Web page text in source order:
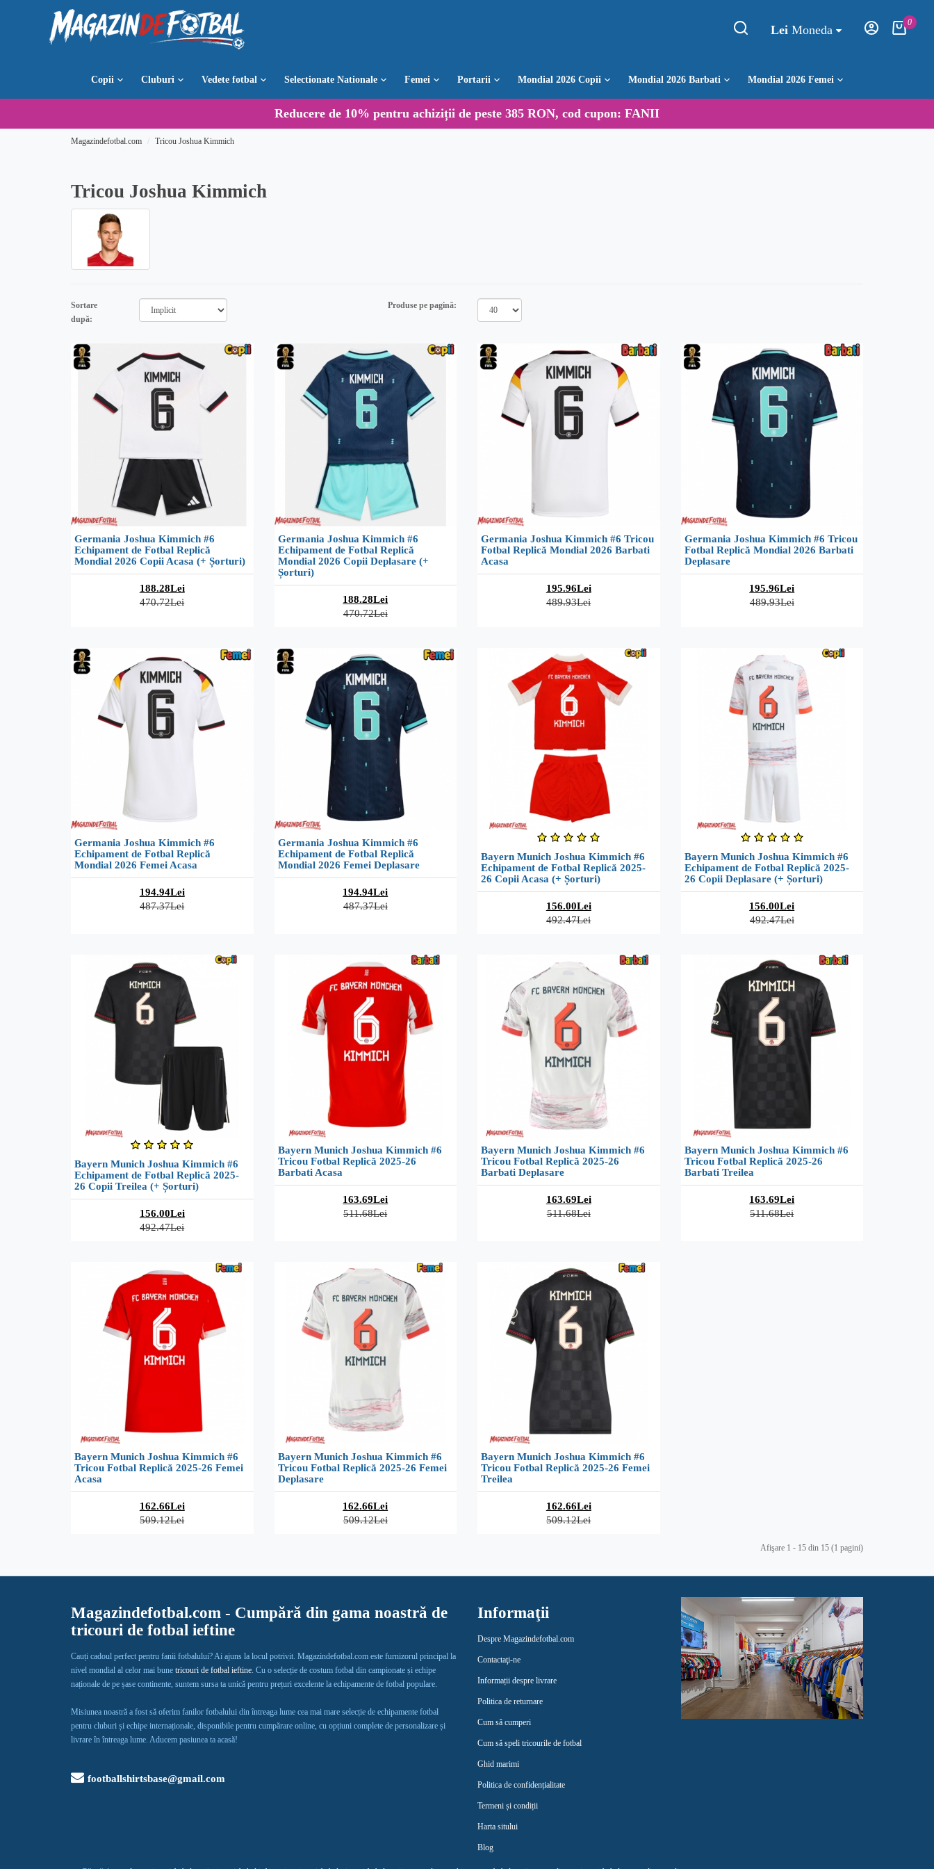
Lei Moneda
0
Copii Cluburi Vedete fotbal Selectionate Nationale Femei Portarii Mondial 2026 Copii Mondial 2026 Barbati Mondial 2026 Femei
Reducere de 10% pentru achiziții de peste 385 RON, cod cupon: FANII
Magazindefotbal.com Tricou Joshua Kimmich
Tricou Joshua Kimmich
Sortare
după:
Produse pe pagină:
Germania Joshua Kimmich #6
Echipament de Fotbal Replică
Mondial 2026 Copii Acasa (+ Șorturi)
188.28Lei
470.72Lei
Germania Joshua Kimmich #6
Echipament de Fotbal Replică
Mondial 2026 Copii Deplasare (+
Șorturi)
188.28Lei
470.72Lei
Germania Joshua Kimmich #6 Tricou
Fotbal Replică Mondial 2026 Barbati
Acasa
195.96Lei
489.93Lei
Germania Joshua Kimmich #6 Tricou
Fotbal Replică Mondial 2026 Barbati
Deplasare
195.96Lei
489.93Lei
Germania Joshua Kimmich #6
Echipament de Fotbal Replică
Mondial 2026 Femei Acasa
194.94Lei
487.37Lei
Germania Joshua Kimmich #6
Echipament de Fotbal Replică
Mondial 2026 Femei Deplasare
194.94Lei
487.37Lei
Bayern Munich Joshua Kimmich #6
Echipament de Fotbal Replică 2025-
26 Copii Acasa (+ Șorturi)
156.00Lei
492.47Lei
Bayern Munich Joshua Kimmich #6
Echipament de Fotbal Replică 2025-
26 Copii Deplasare (+ Șorturi)
156.00Lei
492.47Lei
Bayern Munich Joshua Kimmich #6
Echipament de Fotbal Replică 2025-
26 Copii Treilea (+ Șorturi)
156.00Lei
492.47Lei
Bayern Munich Joshua Kimmich #6
Tricou Fotbal Replică 2025-26
Barbati Acasa
163.69Lei
511.68Lei
Bayern Munich Joshua Kimmich #6
Tricou Fotbal Replică 2025-26
Barbati Deplasare
163.69Lei
511.68Lei
Bayern Munich Joshua Kimmich #6
Tricou Fotbal Replică 2025-26
Barbati Treilea
163.69Lei
511.68Lei
Bayern Munich Joshua Kimmich #6
Tricou Fotbal Replică 2025-26 Femei
Acasa
162.66Lei
509.12Lei
Bayern Munich Joshua Kimmich #6
Tricou Fotbal Replică 2025-26 Femei
Deplasare
162.66Lei
509.12Lei
Bayern Munich Joshua Kimmich #6
Tricou Fotbal Replică 2025-26 Femei
Treilea
162.66Lei
509.12Lei
Afişare 1 - 15 din 15 (1 pagini)
Magazindefotbal.com - Cumpără din gama noastră de
tricouri de fotbal ieftine
Cauți cadoul perfect pentru fanii fotbalului? Ai ajuns la locul potrivit. Magazindefotbal.com este furnizorul principal la
nivel mondial al celor mai bune tricouri de fotbal ieftine. Cu o selecție de costum fotbal din campionate și echipe
naționale de pe șase continente, suntem sursa ta unică pentru prețuri excelente la echipamente de fotbal populare.
Misiunea noastră a fost să oferim fanilor fotbalului din întreaga lume cea mai mare selecție de echipamente fotbal
pentru cluburi și echipe internaționale, disponibile pentru cumpărare online, cu opțiuni complete de personalizare și
livrare în întreaga lume. Aducem pasiunea ta acasă!
footballshirtsbase@gmail.com
Informaţii
Despre Magazindefotbal.com
Contactaţi-ne
Informații despre livrare
Politica de returnare
Cum să cumperi
Cum să speli tricourile de fotbal
Ghid marimi
Politica de confidențialitate
Termeni și condiții
Harta sitului
Blog